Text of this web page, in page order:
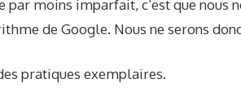
par moins imparfait, c’est que nous
de Google. Nous ne serons
pratiques exemplaires.